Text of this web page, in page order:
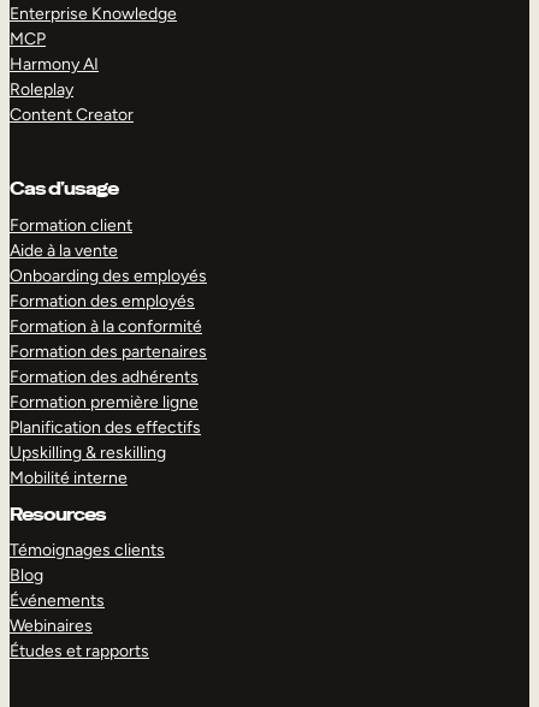
Enterprise Knowledge
MCP
Harmony AI
Roleplay
Content Creator
Cas d’usage
Formation client
Aide à la vente
Onboarding des employés
Formation des employés
Formation à la conformité
Formation des partenaires
Formation des adhérents
Formation première ligne
Planification des effectifs
Upskilling & reskilling
Mobilité interne
Resources
Témoignages clients
Blog
Événements
Webinaires
Études et rapports